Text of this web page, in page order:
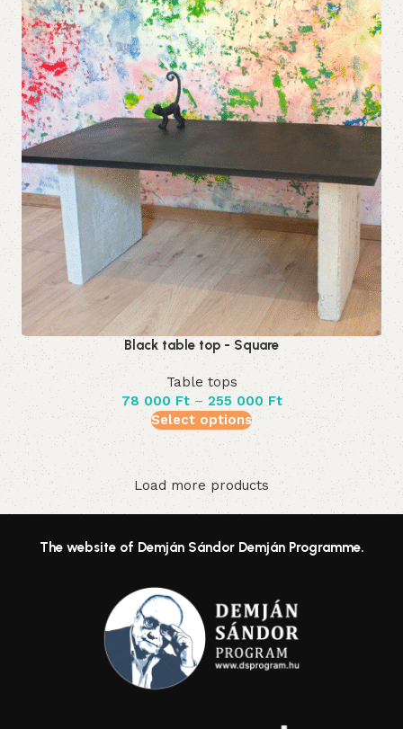
Black table top - Square
Table tops
78 000 Ft – 255 000 Ft
Select options
Load more products
Read More
The website of Demján Sándor Demján Programme.